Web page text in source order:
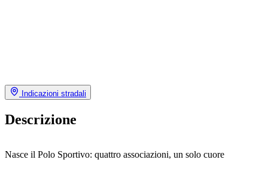
Indicazioni stradali
Descrizione
Nasce il Polo Sportivo: quattro associazioni, un solo cuore